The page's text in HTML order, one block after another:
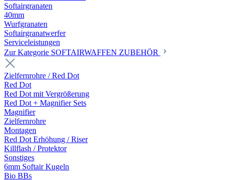
Softairgranaten
40mm
Wurfgranaten
Softairgranatwerfer
Serviceleistungen
Zur Kategorie SOFTAIRWAFFEN ZUBEHÖR
Zielfernrohre / Red Dot
Red Dot
Red Dot mit Vergrößerung
Red Dot + Magnifier Sets
Magnifier
Zielfernrohre
Montagen
Red Dot Erhöhung / Riser
Killflash / Protektor
Sonstiges
6mm Softair Kugeln
Bio BBs